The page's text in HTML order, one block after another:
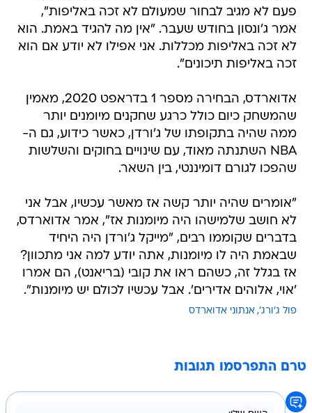
פעם לא מגיב לבחור שמעולם לא זכה באליפות",
אמר ג'ונסון בחודש שעבר. "אין מה להגיד באמת. הוא
לא זכה באליפות מכללות. אני אפילו לא יודע אם הוא
זכה באליפות תיכונים".
אדוארדס, הבחירה מספר 1 בדראפט 2020, מאמין
שהמשחק כיום כולל כרגע שחקנים מיומנים יותר
ממה שהיה בתקופתו של ג'ורדן, כאשר כידוע, גם ה-
NBA השתנתה מאוד, עם שינויים בחוקים והשלשות
שהפכו לגורם דומיננטי, בין השאר.
"אומרים שהיה יותר קשה אז מאשר עכשיו, אבל אני
לא חושב שלמישהו היה מיומנות אז", אמר אדוארדס,
בדברים שקוממו רבים, "מייקל ג'ורדן היה היחיד
שבאמת היה לו מיומנות, אתה יודע למה אני מתכוון?
אז בגלל זה, כשהם ראו את קובי (בריאנט), הם אמרו
'אוי, אלוהים אדירים'. אבל עכשיו לכולם יש מיומנות".
פול ג'ורג' אנתוני אדוארדס
טרם התפרסמו תגובות